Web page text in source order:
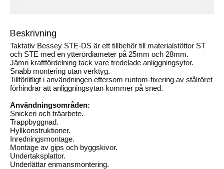
Beskrivning
Taktativ Bessey STE-DS är ett tillbehör till materialstöttor ST
och STE med en ytterördiameter på 25mm och 28mm.
Jämn kraftfördelning tack vare tredelade anliggningsytor.
Snabb montering utan verktyg.
Tillförlitligt i användningen eftersom runtom-fixering av stålröret
förhindrar att anliggningsytan kommer på sned.
Användningsområden:
Snickeri och träarbete.
Trappbyggnad.
Hyllkonstruktioner.
Inredningsmontage.
Montage av gips och byggskivor.
Undertaksplattor.
Underlättar enmansmontering.